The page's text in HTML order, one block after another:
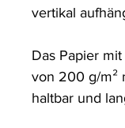
vertikal
Das Papier
von 200 g/m²
haltbar und